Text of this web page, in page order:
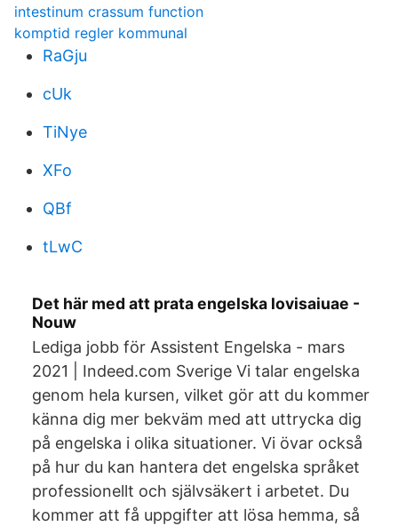
intestinum crassum function
komptid regler kommunal
RaGju
cUk
TiNye
XFo
QBf
tLwC
Det här med att prata engelska lovisaiuae -
Nouw
Lediga jobb för Assistent Engelska - mars
2021 | Indeed.com Sverige Vi talar engelska
genom hela kursen, vilket gör att du kommer
känna dig mer bekväm med att uttrycka dig
på engelska i olika situationer. Vi övar också
på hur du kan hantera det engelska språket
professionellt och självsäkert i arbetet. Du
kommer att få uppgifter att lösa hemma, så